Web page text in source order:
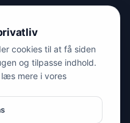
cookies til at få siden
og tilpasse indhold.
mere i vores